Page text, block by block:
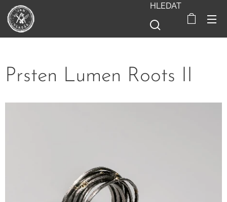
HLEDAT
Prsten Lumen Roots II